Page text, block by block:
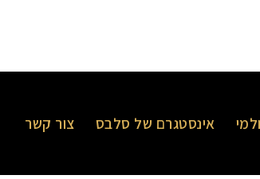
אינסטגרם של סלבס צור קשר